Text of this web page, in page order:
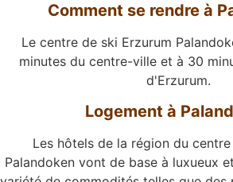
Comment se rendre à
Le centre de ski Erzurum
minutes du centre-ville et à 30
d'Erzurum.
Logement à
Les hôtels de la région du
Palandoken vont de base à luxueux